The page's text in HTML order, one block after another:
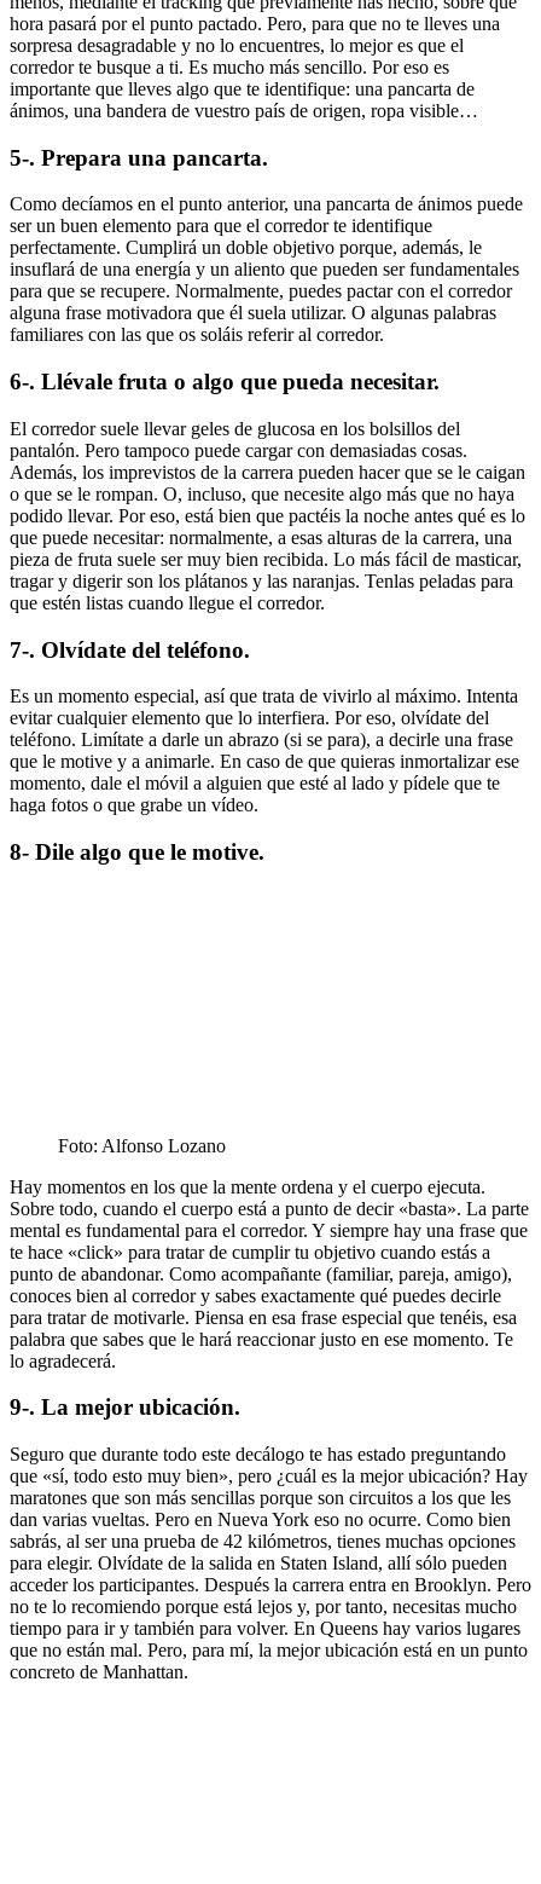
hora pasará por el punto pactado. Pero, para que no te lleves una
sorpresa desagradable y no lo encuentres, lo mejor es que el
corredor te busque a ti. Es mucho más sencillo. Por eso es
importante que lleves algo que te identifique: una pancarta de
ánimos, una bandera de vuestro país de origen, ropa visible…
5-. Prepara una pancarta.
Como decíamos en el punto anterior, una pancarta de ánimos puede
ser un buen elemento para que el corredor te identifique
perfectamente. Cumplirá un doble objetivo porque, además, le
insuflará de una energía y un aliento que pueden ser fundamentales
para que se recupere. Normalmente, puedes pactar con el corredor
alguna frase motivadora que él suela utilizar. O algunas palabras
familiares con las que os soláis referir al corredor.
6-. Llévale fruta o algo que pueda necesitar.
El corredor suele llevar geles de glucosa en los bolsillos del
pantalón. Pero tampoco puede cargar con demasiadas cosas.
Además, los imprevistos de la carrera pueden hacer que se le caigan
o que se le rompan. O, incluso, que necesite algo más que no haya
podido llevar. Por eso, está bien que pactéis la noche antes qué es lo
que puede necesitar: normalmente, a esas alturas de la carrera, una
pieza de fruta suele ser muy bien recibida. Lo más fácil de masticar,
tragar y digerir son los plátanos y las naranjas. Tenlas peladas para
que estén listas cuando llegue el corredor.
7-. Olvídate del teléfono.
Es un momento especial, así que trata de vivirlo al máximo. Intenta
evitar cualquier elemento que lo interfiera. Por eso, olvídate del
teléfono. Limítate a darle un abrazo (si se para), a decirle una frase
que le motive y a animarle. En caso de que quieras inmortalizar ese
momento, dale el móvil a alguien que esté al lado y pídele que te
haga fotos o que grabe un vídeo.
8- Dile algo que le motive.
Foto: Alfonso Lozano
Hay momentos en los que la mente ordena y el cuerpo ejecuta.
Sobre todo, cuando el cuerpo está a punto de decir «basta». La parte
mental es fundamental para el corredor. Y siempre hay una frase que
te hace «click» para tratar de cumplir tu objetivo cuando estás a
punto de abandonar. Como acompañante (familiar, pareja, amigo),
conoces bien al corredor y sabes exactamente qué puedes decirle
para tratar de motivarle. Piensa en esa frase especial que tenéis, esa
palabra que sabes que le hará reaccionar justo en ese momento. Te
lo agradecerá.
9-. La mejor ubicación.
Seguro que durante todo este decálogo te has estado preguntando
que «sí, todo esto muy bien», pero ¿cuál es la mejor ubicación? Hay
maratones que son más sencillas porque son circuitos a los que les
dan varias vueltas. Pero en Nueva York eso no ocurre. Como bien
sabrás, al ser una prueba de 42 kilómetros, tienes muchas opciones
para elegir. Olvídate de la salida en Staten Island, allí sólo pueden
acceder los participantes. Después la carrera entra en Brooklyn. Pero
no te lo recomiendo porque está lejos y, por tanto, necesitas mucho
tiempo para ir y también para volver. En Queens hay varios lugares
que no están mal. Pero, para mí, la mejor ubicación está en un punto
concreto de Manhattan.